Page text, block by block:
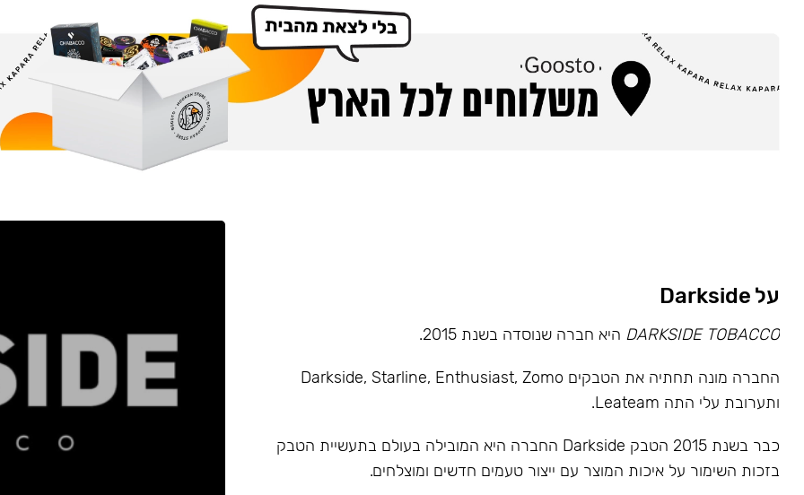
על Darkside
DARKSIDE TOBACCO היא חברה שנוסדה בשנת 2015.
החברה מונה תחתיה את הטבקים Darkside, Starline, Enthusiast, Zomo
ותערובת עלי התה Leateam.
כבר בשנת 2015 הטבק Darkside החברה היא המובילה בעולם בתעשיית הטבק
בזכות השימור על איכות המוצר עם ייצור טעמים חדשים ומוצלחים.